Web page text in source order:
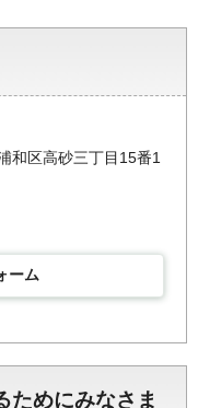
和区高砂三丁目15番1
ーム
ためにみなさま